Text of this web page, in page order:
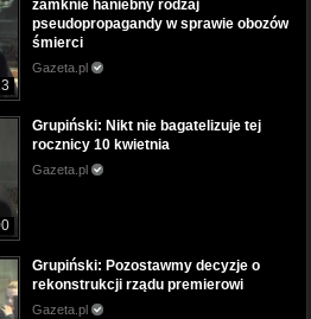
zamknie haniebny rodzaj
pseudopropagandy w sprawie obozów
śmierci
Gazeta.pl
Grupiński: Nikt nie bagatelizuje tej
rocznicy 10 kwietnia
Gazeta.pl
Grupiński: Pozostawmy decyzje o
rekonstrukcji rządu premierowi
Gazeta.pl